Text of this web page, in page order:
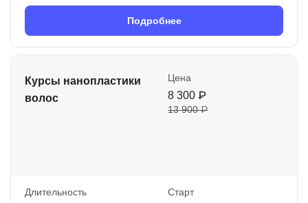
Подробнее
Курсы нанопластики
волос
Цена
8 300 ₽
13 900 ₽
Длительность Старт